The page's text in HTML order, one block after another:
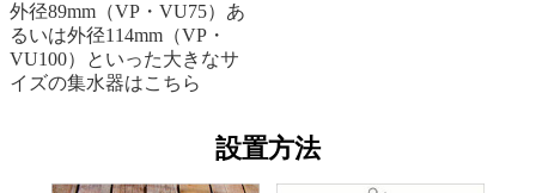
外径89mm（VP・VU75）あ
るいは外径114mm（VP・
VU100）といった大きなサ
イズの集水器はこちら
設置方法